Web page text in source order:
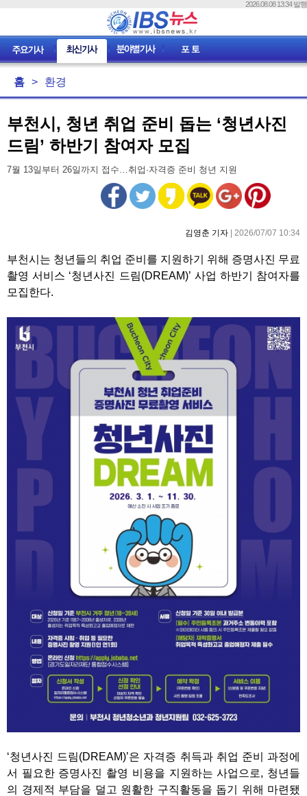
2026.08.08 13:34 발행
홈 > 환경
부천시, 청년 취업 준비 돕는 ‘청년사진
드림’ 하반기 참여자 모집
7월 13일부터 26일까지 접수…취업·자격증 준비 청년 지원
김영춘 기자 | 2026/07/07 10:34
부천시는 청년들의 취업 준비를 지원하기 위해 증명사진 무료
촬영 서비스 ‘청년사진 드림(DREAM)’ 사업 하반기 참여자를
모집한다.
‘청년사진 드림(DREAM)’은 자격증 취득과 취업 준비 과정에
서 필요한 증명사진 촬영 비용을 지원하는 사업으로, 청년들
의 경제적 부담을 덜고 원활한 구직활동을 돕기 위해 마련됐